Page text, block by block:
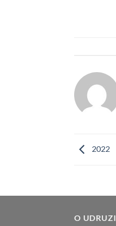
2022
O UDRUZI